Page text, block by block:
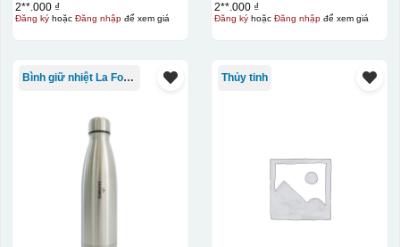
2**.000 ₫
Đăng kýhoặc Đăng nhậpđể xem giá
2**.000 ₫
Đăng kýhoặc Đăng nhậpđể xem giá
Bình giữ nhiệt La Fonte Thủy tinh